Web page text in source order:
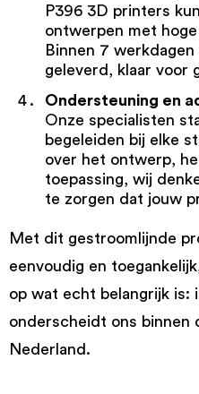
P396 3D printers
ontwerpen met
Binnen 7
geleverd, klaar voor
Ondersteuning en
Onze specialisten
begeleiden bij elke
over het ontwerp,
toepassing, wij
te zorgen dat jouw
Met dit gestroomlijnde
eenvoudig en
op wat echt belangrijk is:
onderscheidt ons binnen
Nederland.